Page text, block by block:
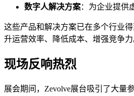
数字人解决方案：为企业提供
这些产品和解决方案已在多个行业
升运营效率、降低成本、增强竞争力
现场反响热烈
展会期间，Zevolve展台吸引了大量